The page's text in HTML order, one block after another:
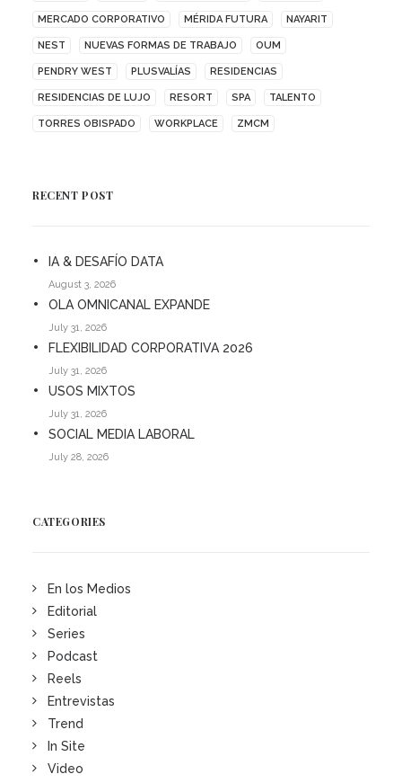
MERCADO CORPORATIVO MÉRIDA FUTURA NAYARIT
NEST NUEVAS FORMAS DE TRABAJO OUM
PENDRY WEST PLUSVALÍAS RESIDENCIAS
RESIDENCIAS DE LUJO RESORT SPA TALENTO
TORRES OBISPADO WORKPLACE ZMCM
RECENT POST
IA & DESAFÍO DATA
August 3, 2026
OLA OMNICANAL EXPANDE
July 31, 2026
FLEXIBILIDAD CORPORATIVA 2026
July 31, 2026
USOS MIXTOS
July 31, 2026
SOCIAL MEDIA LABORAL
July 28, 2026
CATEGORIES
En los Medios
Editorial
Series
Podcast
Reels
Entrevistas
Trend
In Site
Video